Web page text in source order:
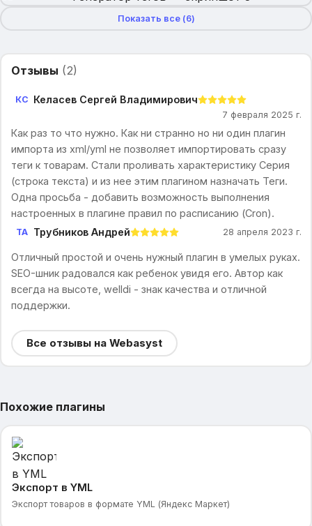
Показать все (6)
Отзывы (2)
КС Келасев Сергей Владимирович
7 февраля 2025 г.
Как раз то что нужно. Как ни странно но ни один плагин
импорта из xml/yml не позволяет импортировать сразу
теги к товарам. Стали проливать характеристику Серия
(строка текста) и из нее этим плагином назначать Теги.
Одна просьба - добавить возможность выполнения
настроенных в плагине правил по расписанию (Cron).
ТА Трубников Андрей 28 апреля 2023 г.
Отличный простой и очень нужный плагин в умелых руках.
SEO-шник радовался как ребенок увидя его. Автор как
всегда на высоте, welldi - знак качества и отличной
поддержки.
Все отзывы на Webasyst
Похожие плагины
Экспорт в YML
Экспорт товаров в формате YML (Яндекс Маркет)